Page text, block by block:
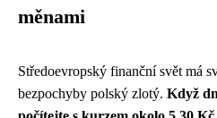
měnami
Středoevropský finanční svět má
bezpochyby polský zlotý. Když